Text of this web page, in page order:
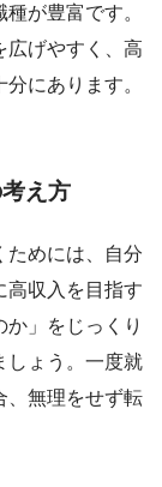
が豊富です。
広げやすく、高
にあります。
え方
めには、自分
高収入を目指す
」をじっくり
しょう。一度就
、無理をせず転